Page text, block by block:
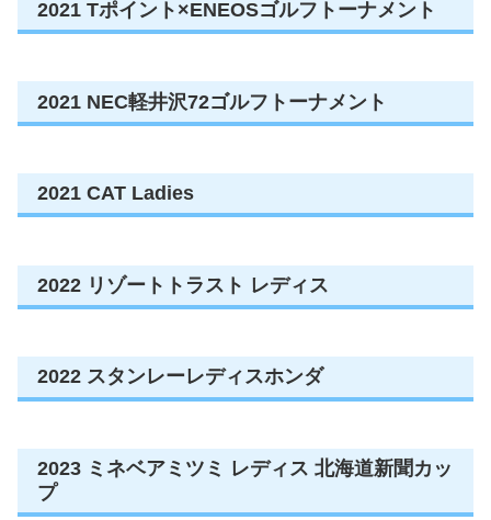
2021 Tポイント×ENEOSゴルフトーナメント
2021 NEC軽井沢72ゴルフトーナメント
2021 CAT Ladies
2022 リゾートトラスト レディス
2022 スタンレーレディスホンダ
2023 ミネベアミツミ レディス 北海道新聞カッ
プ